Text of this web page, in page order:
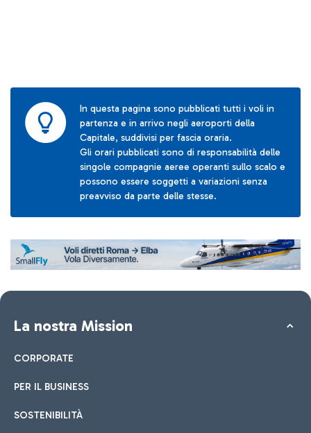
In questa pagina sono pubblicati tutti i voli in
partenza e in arrivo negli aeroporti della
Capitale, suddivisi per fascia oraria.
Gli orari pubblicati sono di responsabilità delle
singole compagnie aeree operanti sullo scalo e
possono essere soggetti a variazioni senza
preavviso da parte delle stesse.
La nostra Mission
CORPORATE
PER IL BUSINESS
SOSTENIBILITÀ